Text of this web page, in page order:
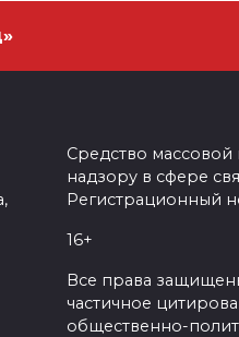
Средство
надзору в сфере
Регистрационный
16+
Все права
частичное
общественно-